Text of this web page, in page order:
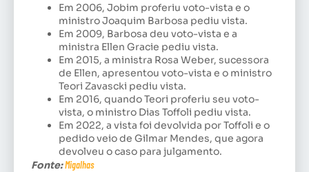
Em 2006, Jobim proferiu voto-vista e o
ministro Joaquim Barbosa pediu vista.
Em 2009, Barbosa deu voto-vista e a
ministra Ellen Gracie pediu vista.
Em 2015, a ministra Rosa Weber, sucessora
de Ellen, apresentou voto-vista e o ministro
Teori Zavascki pediu vista.
Em 2016, quando Teori proferiu seu voto-
vista, o ministro Dias Toffoli pediu vista.
Em 2022, a vista foi devolvida por Toffoli e o
pedido veio de Gilmar Mendes, que agora
devolveu o caso para julgamento.
Fonte:Migalhas